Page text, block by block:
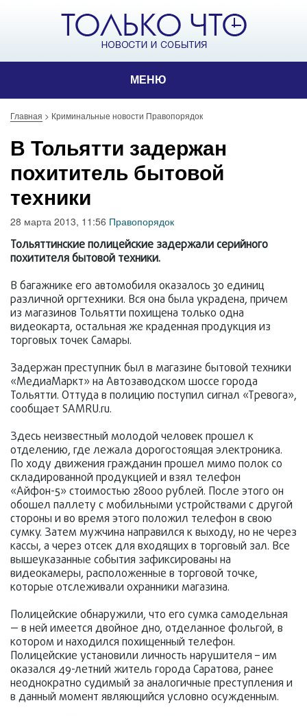
МЕНЮ
Главная > Криминальные новости Правопорядок
В Тольятти задержан
похититель бытовой
техники
28 марта 2013, 11:56 Правопорядок
Тольяттинские полицейские задержали серийного
похитителя бытовой техники.
В багажнике его автомобиля оказалось 30 единиц
различной оргтехники. Вся она была украдена, причем
из магазинов Тольятти похищена только одна
видеокарта, остальная же краденная продукция из
торговых точек Самары.
Задержан преступник был в магазине бытовой техники
«МедиаМаркт» на Автозаводском шоссе города
Тольятти. Оттуда в полицию поступил сигнал «Тревога»,
сообщает SAMRU.ru.
Здесь неизвестный молодой человек прошел к
отделению, где лежала дорогостоящая электроника.
По ходу движения гражданин прошел мимо полок со
складированной продукцией и взял телефон
«Айфон-5» стоимостью 28000 рублей. После этого он
обошел паллету с мобильными устройствами с другой
стороны и во время этого положил телефон в свою
сумку. Затем мужчина направился к выходу, но не через
кассы, а через отсек для входящих в торговый зал. Все
вышеуказанные события зафиксированы на
видеокамеры, расположенные в торговой точке,
которые отслеживали охранники магазина.
Полицейские обнаружили, что его сумка самодельная
— в ней имеется двойное дно, отделанное фольгой, в
котором и находился похищенный телефон.
Полицейские установили личность нарушителя – им
оказался 49-летний житель города Саратова, ранее
неоднократно судимый за аналогичные преступления и
в данный момент являющийся условно осужденным.